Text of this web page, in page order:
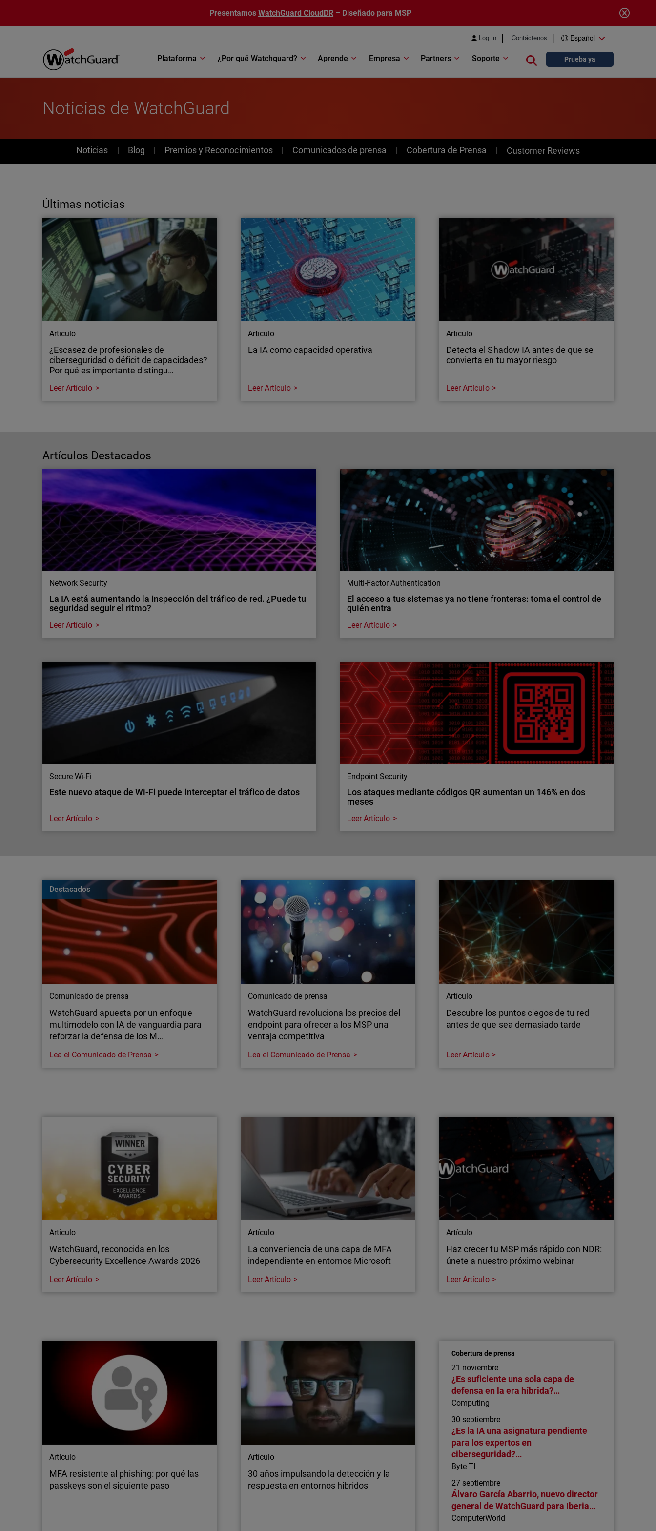
Presentamos WatchGuard CloudDR – Diseñado para MSP
Log In Contáctenos Español
Plataforma ¿Por qué Watchguard? Aprende Empresa Partners Soporte Close searchPrueba ya
Noticias de WatchGuard
News
Noticias Blog Premios y Reconocimientos Comunicados de prensa Cobertura de Prensa Customer Reviews
Últimas noticias
Artículo
¿Escasez de profesionales de
ciberseguridad o déficit de capacidades?
Por qué es importante distingu…
Por qué es importante distingu…
ciberseguridad es una cuestión de
capacidades, no de talento. Sigue leyendo
para descubrir cómo los servicios MDR
pueden ayudar a cubrir carencias operativas
críticas.
Leer Artículo
Artículo
La IA como capacidad operativa
evolucionando hasta convertirse en una
capacidad operativa capaz de actuar a gran
Leer Artículo
Artículo
Detecta el Shadow IA antes de que se
convierta en tu mayor riesgo
nuevos riesgos de seguridad y conoce
medidas prácticas para detectar el uso no
gestionado de herramientas de IA, proteger los
datos sensibles y mantener el control.
Leer Artículo
Artículos Destacados
Network Security
La IA está aumentando la inspección del tráfico de red. ¿Puede tu
seguridad seguir el ritmo?
La IA está aumentando la inspección del tráfico de red. ¿Puede tu
seguridad seguir el ritmo?
La IA está incrementando el tráfico cifrado y las exigencias de inspección
en las redes empresariales. Descubre por qué mantener la visibilidad a
gran escala se está convirtiendo en un requisito crítico de seguridad.
Leer Artículo
Multi-Factor Authentication
El acceso a tus sistemas ya no tiene fronteras: toma el control de
quién entra
El acceso a tus sistemas ya no tiene fronteras: toma el control de
quién entra
A medida que crece el número de clientes y puntos de acceso, también
aumenta la complejidad para los MSP. Simplifica la seguridad de
identidades sin añadir más herramientas.
Leer Artículo
Secure Wi-Fi
Este nuevo ataque de Wi-Fi puede interceptar el tráfico de datos
vulnerables para las empresas. Conozca cómo mantenerlos seguros a
continuación.
Leer Artículo
Endpoint Security
Los ataques mediante códigos QR aumentan un 146% en dos
meses
El phishing mediante códigos QR, o “quishing”, está aumentando y
consigue eludir las defensas de seguridad. Analizamos este riesgo y
explicamos por qué los endpoints son fundamentales para su detección.
Leer Artículo
Destacados
Comunicado de prensa
WatchGuard apuesta por un enfoque
multimodelo con IA de vanguardia para
reforzar la defensa de los M…
Madrid, 21 de julio de 2026 – WatchGuard
Technologies, líder global en ciberseguridad
unificada para proveedores de servicios
gestionados (MSP), anuncia nuevas
inversiones en IA de vanguardia aplicada a la
seguridad de las aplicaciones, ampliando así
el acceso a capacidades avanzadas tanto de
OpenAI…
Lea el Comunicado de Prensa
Comunicado de prensa
WatchGuard revoluciona los precios del
endpoint para ofrecer a los MSP una
ventaja competitiva
WatchGuard anuncia una nueva cartera
productos de seguridad endpoint diseñada
para romper con el modelo tradicional de
licenciamiento de Endpoint Detection and
Response (EDR).
Lea el Comunicado de Prensa
Artículo
Descubre los puntos ciegos de tu red
antes de que sea demasiado tarde
Descubre cómo eliminar los puntos ciegos de
tu red, reducir los falsos positivos y anticiparte
a las amenazas con una visibilidad integral.
Leer Artículo
Artículo
WatchGuard, reconocida en los
Cybersecurity Excellence Awards 2026
galardonada como Mejor Compañía de
Ciberseguridad en los Cybersecurity
Excellence Awards 2026, un reconocimiento a
su innovación y liderazgo en el sector.
Leer Artículo
Artículo
La conveniencia de una capa de MFA
independiente en entornos Microsoft
La identidad se ha convertido en un punto
único de fallo para la mayoría de las pymes.
El MFA externo devuelve a los MSP el control
y les permite ofrecer un servicio con verdadero
Leer Artículo
Artículo
Haz crecer tu MSP más rápido con NDR:
únete a nuestro próximo webinar
Participa en nuestro webinar y descubre cómo
ocultas, reforzar sus servicios de seguridad y
abrir nuevas oportunidades de crecimiento.
Leer Artículo
Artículo
MFA resistente al phishing: por qué las
passkeys son el siguiente paso
Artículo
30 años impulsando la detección y la
respuesta en entornos híbridos
Cobertura de prensa
21 noviembre
¿Es suficiente una sola capa de
defensa en la era híbrida?…
Computing
30 septiembre
¿Es la IA una asignatura pendiente
para los expertos en
ciberseguridad?…
Byte TI
27 septiembre
Álvaro García Abarrio, nuevo director
general de WatchGuard para Iberia…
ComputerWorld